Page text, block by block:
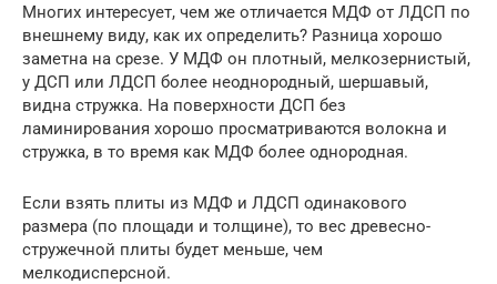
Многих интересует, чем же отличается МДФ от ЛДСП по
внешнему виду, как их определить? Разница хорошо
заметна на срезе. У МДФ он плотный, мелкозернистый,
у ДСП или ЛДСП более неоднородный, шершавый,
видна стружка. На поверхности ДСП без
ламинирования хорошо просматриваются волокна и
стружка, в то время как МДФ более однородная.
Если взять плиты из МДФ и ЛДСП одинакового
размера (по площади и толщине), то вес древесно-
стружечной плиты будет меньше, чем
мелкодисперсной.